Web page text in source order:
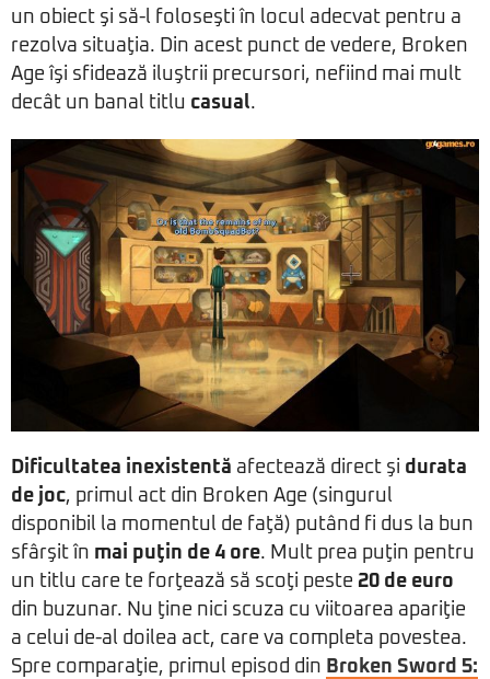
un obiect şi să-l foloseşti în locul adecvat pentru a
rezolva situaţia. Din acest punct de vedere, Broken
Age îşi sfidează iluştrii precursori, nefiind mai mult
decât un banal titlu casual.
Dificultatea inexistentă afectează direct şi durata
de joc, primul act din Broken Age (singurul
disponibil la momentul de faţă) putând fi dus la bun
sfârşit în mai puţin de 4 ore. Mult prea puţin pentru
un titlu care te forţează să scoţi peste 20 de euro
din buzunar. Nu ţine nici scuza cu viitoarea apariţie
a celui de-al doilea act, care va completa povestea.
Spre comparaţie, primul episod din Broken Sword 5: